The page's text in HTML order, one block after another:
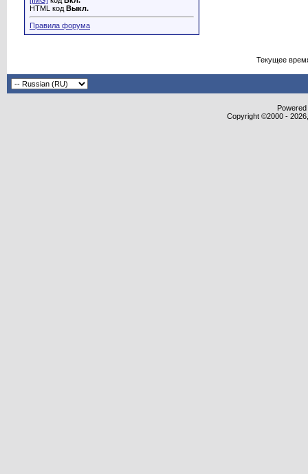
HTML код Выкл.
Правила форума
Текущее
Copyright ©2000 -